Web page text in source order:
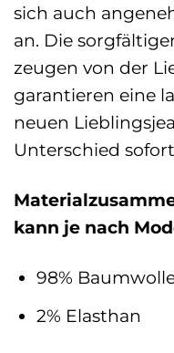
sich auch
an. Die
zeugen von der
garantieren eine
neuen
Unterschied
kann je nach
98%
2% Elasthan